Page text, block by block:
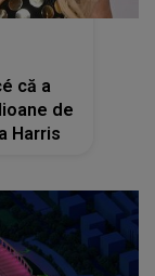
că a
de
Harris